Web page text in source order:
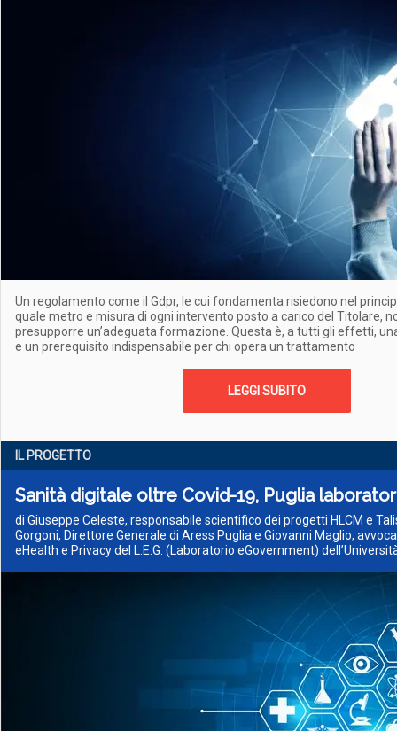
Un regolamento come il Gdpr, le cui fondamenta risiedono nel
quale metro e misura di ogni intervento posto a carico del Titolare,
presupporre un’adeguata formazione. Questa è, a tutti gli effetti,
e un prerequisito indispensabile per chi opera un trattamento
LEGGI SUBITO
IL PROGETTO
Sanità digitale oltre Covid-19, Puglia
di Giuseppe Celeste, responsabile scientifico dei progetti HLCM e
Gorgoni, Direttore Generale di Aress Puglia e Giovanni Maglio,
eHealth e Privacy del L.E.G. (Laboratorio eGovernment)